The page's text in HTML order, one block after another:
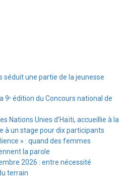
séduit une partie de la jeunesse
9ᵉ édition du Concours national de
Nations Unies d’Haïti, accueillie à la
à un stage pour dix participants
» : quand des femmes
la parole
2026 : entre nécessité
terrain